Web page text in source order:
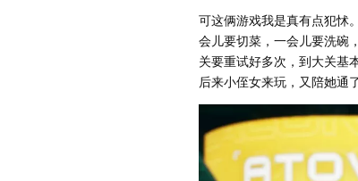
可这俩游戏我是真有点犯怵
会儿要切菜，一会儿要洗碗
关要重试好多次，到大关基
后来小侄女来玩，又陪她通